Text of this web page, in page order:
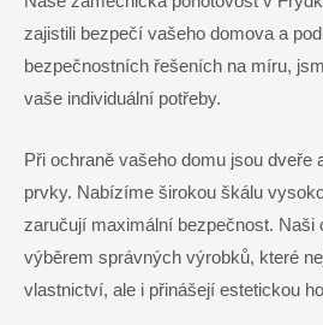
zajistili bezpečí vašeho domova a
bezpečnostních řešeních na míru,
vaše individuální potřeby.
Při ochraně vašeho domu jsou dveře
prvky. Nabízíme širokou škálu
zaručují maximální bezpečnost. Naši
výběrem správných výrobků, které
vlastnictví, ale i přinášejí estetickou